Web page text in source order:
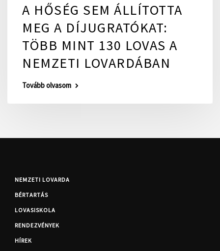
A HŐSÉG SEM ÁLLÍTOTTA
MEG A DÍJUGRATÓKAT:
TÖBB MINT 130 LOVAS A
NEMZETI LOVARDÁBAN
Tovább olvasom
NEMZETI LOVARDA
BÉRTARTÁS
LOVASISKOLA
RENDEZVÉNYEK
HÍREK